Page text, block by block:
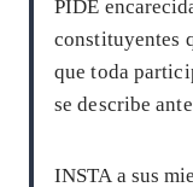
PIDE
constituyentes
que toda
se describe
INSTA a sus